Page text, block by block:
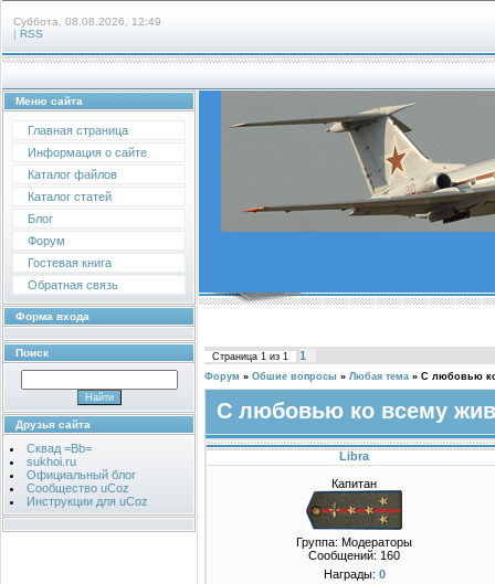
Суббота, 08.08.2026, 12:49
| RSS
Меню сайта
Главная страница
Информация о сайте
Каталог файлов
Каталог статей
Блог
Форум
Гостевая книга
Обратная связь
Форма входа
Поиск
Друзья сайта
Сквад =Bb=
sukhoi.ru
Официальный блог
Сообщество uCoz
Инструкции для uCoz
Страница 1 из 1 1
Форум » Обшие вопросы » Любая тема » С любовью
С любовью ко всему
Libra
Капитан
Группа: Модераторы
Сообщений: 160
Награды: 0